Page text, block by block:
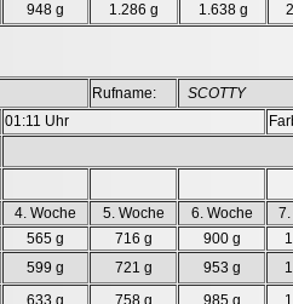
948 g 1.286 g 1.638 g
Rufname: SCOTTY
01:11 Uhr
4. Woche 5. Woche 6. Woche 7.
565 g 716 g 900 g
599 g 721 g 953 g
633 g 758 g 985 g